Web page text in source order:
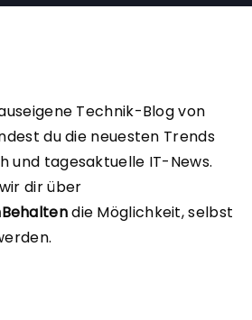
Technik-Blog von
du die neuesten Trends
und tagesaktuelle IT-News.
dir über
die Möglichkeit, selbst